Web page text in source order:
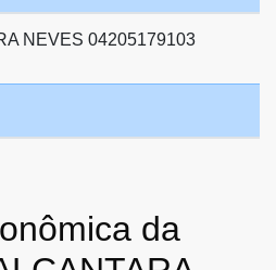
NEVES 04205179103
da